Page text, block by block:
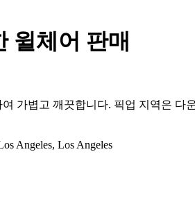
윌체어 판매
가볍고 깨끗합니다. 픽업 지역은 다
Angeles, Los Angeles